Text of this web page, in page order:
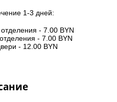
1-3 дней:
- 7.00 BYN
- 7.00 BYN
- 12.00 BYN